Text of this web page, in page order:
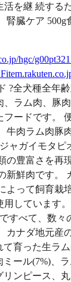
を継 続する
臓ケア 500g
hgc/
?全犬種全年
、ラム肉、豚
フードです。
牛肉ラム肉豚
ガイモタピ
の豊富さを再
新鮮肉です。
よって飼育栽
用しています
すべて、数々
カナダ地元産
て育った生ラ
ール(7%)、
リンピース、